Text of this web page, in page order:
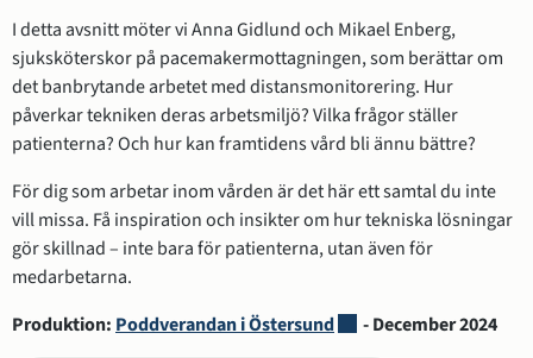
I detta avsnitt möter vi Anna Gidlund och Mikael Enberg,
sjuksköterskor på pacemakermottagningen, som berättar om
det banbrytande arbetet med distansmonitorering. Hur
påverkar tekniken deras arbetsmiljö? Vilka frågor ställer
patienterna? Och hur kan framtidens vård bli ännu bättre?
För dig som arbetar inom vården är det här ett samtal du inte
vill missa. Få inspiration och insikter om hur tekniska lösningar
gör skillnad – inte bara för patienterna, utan även för
medarbetarna.
Produktion: Poddverandan i ÖstersundLänk till annan
- December 2024